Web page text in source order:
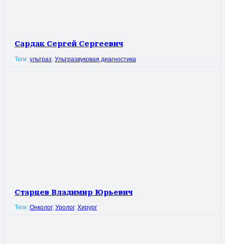
Сардак Сергей Сергеевич
Теги: ультраз Ультразвуковая диагностика
Старцев Владимир Юрьевич
Теги: Онколог, Уролог, Хирург